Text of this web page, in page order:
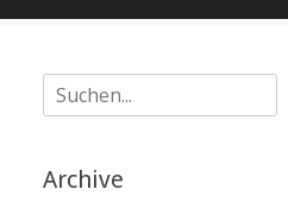
Suche
nach:
Archive